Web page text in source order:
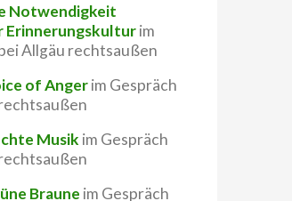
Notwendigkeit
Erinnerungskulturim
Allgäu rechtsaußen
of Angerim Gespräch
Musik im Gespräch
Braune im Gespräch